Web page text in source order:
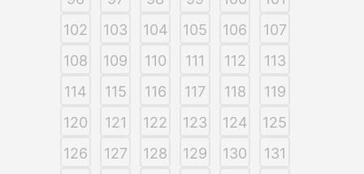
102
103 104 105 106
107
108
109 110 111 112
113
114
115 116 117 118
119
120
121 122 123 124
125
126
127 128 129 130
131